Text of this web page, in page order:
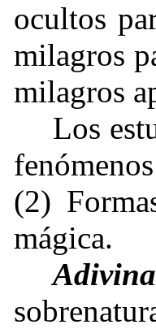
ocultos
milagros
milagros
Los
(2)
mágica.